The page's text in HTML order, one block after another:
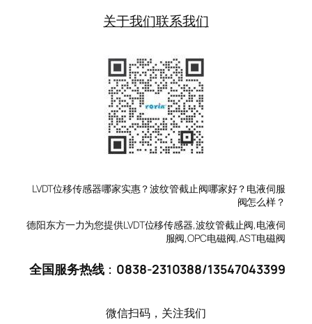
关于我们联系我们
LVDT位移传感器哪家实惠？波纹管截止阀哪家好？电液伺服
阀怎么样？
德阳东方一力为您提供LVDT位移传感器,波纹管截止阀,电液伺
服阀,OPC电磁阀,AST电磁阀
全国服务热线： 0838-2310388/13547043399
微信扫码，关注我们